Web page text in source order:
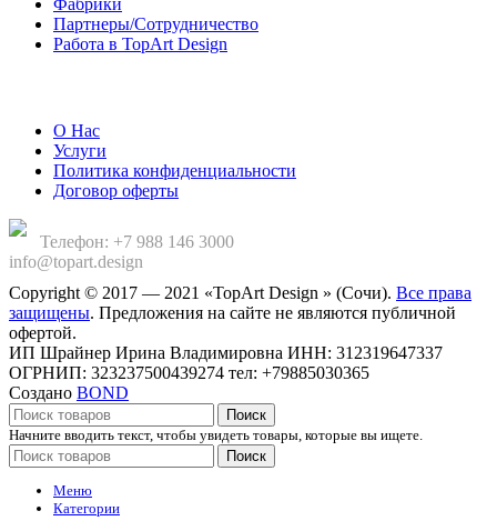
Партнеры/Сотрудничество
Работа в TopArt Design
О Нас
Услуги
Политика конфиденциальности
Договор оферты
Телефон: +7 988 146 3000
info@topart.design
Copyright © 2017 — 2021 «TopArt Design » (Сочи). Все права
защищены. Предложения на сайте не являются публичной
офертой.
ИП Шрайнер Ирина Владимировна ИНН: 312319647337
ОГРНИП: 323237500439274 тел: +79885030365
Создано BOND
Поиск
Начните вводить текст, чтобы увидеть товары, которые вы ищете.
Поиск
Меню
Категории